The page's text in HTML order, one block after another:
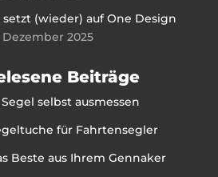
setzt (wieder) auf One Design
Dezember 2025
Beiträge
selbst ausmessen
für Fahrtensegler
Beste aus Ihrem Gennaker